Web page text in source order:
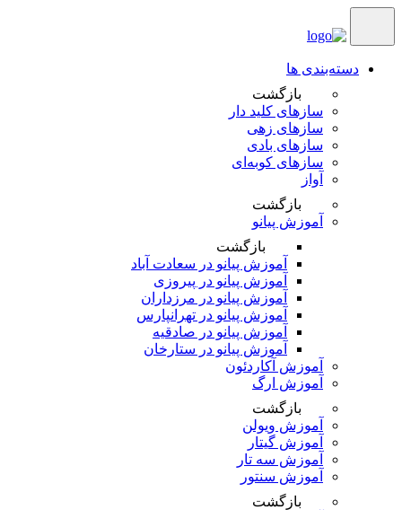
دسته‌بندی ها
بازگشت
سازهای کلید دار
سازهای زهی
سازهای بادی
سازهای کوبه‌‎ای
آواز
بازگشت
آموزش پیانو
بازگشت
آموزش پیانو در سعادت آباد
آموزش پیانو در پیروزی
آموزش پیانو در مرزداران
آموزش پیانو در تهرانپارس
آموزش پیانو در صادقیه
آموزش پیانو در ستارخان
آموزش آکاردئون
آموزش ارگ
بازگشت
آموزش ویولن
آموزش گیتار
آموزش سه تار
آموزش سنتور
بازگشت